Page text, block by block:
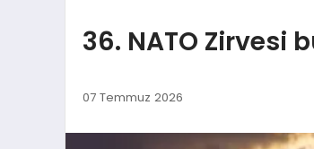
36. NATO Zirvesi
07 Temmuz 2026